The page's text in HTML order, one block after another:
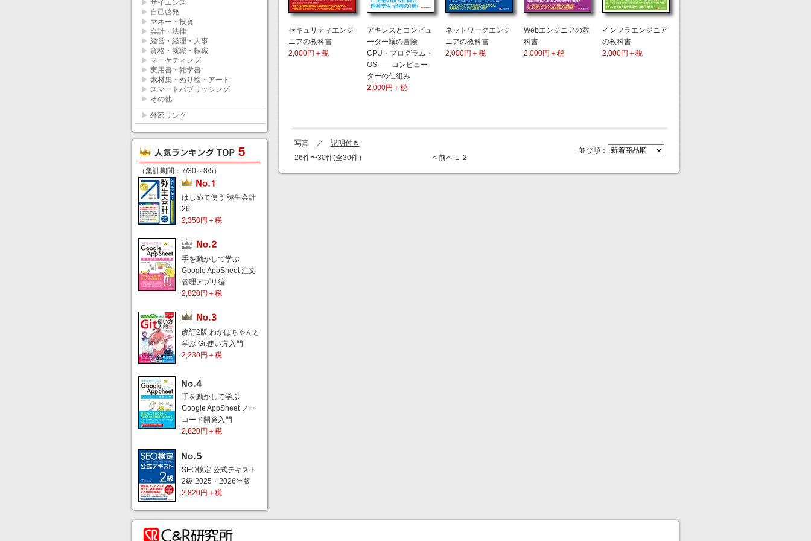
▶ サイエンス
▶ 自己啓発
▶ マネー・投資
▶ 会計・法律
▶ 経営・経理・人事
▶ 資格・就職・転職
▶ マーケティング
▶ 実用書・雑学書
▶ 素材集・ぬり絵・アート
▶ スマートパブリッシング
▶ その他
▶ 外部リンク
（集計期間：7/30～8/5）
はじめて使う 弥生会計
26
2,350円＋税
手を動かして学ぶ
Google AppSheet 注文
管理アプリ編
2,820円＋税
改訂2版 わかばちゃんと
学ぶ Git使い方入門
2,230円＋税
手を動かして学ぶ
Google AppSheet ノー
コード開発入門
2,820円＋税
SEO検定 公式テキスト
2級 2025・2026年版
2,820円＋税
セキュリティエンジ
ニアの教科書
2,000円＋税
アキレスとコンピュ
ーター蟻の冒険
CPU・プログラム・
OS――コンピュー
ターの仕組み
2,000円＋税
ネットワークエンジ
ニアの教科書
2,000円＋税
Webエンジニアの教
科書
2,000円＋税
インフラエンジニア
の教科書
2,000円＋税
写真 ／ 説明付き
26件〜30件(全30件）
< 前へ 1 2
並び順：